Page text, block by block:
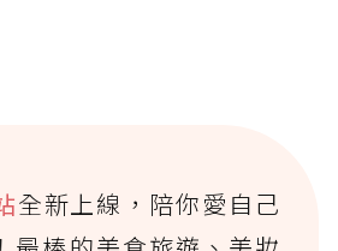
全新上線，陪你愛自己